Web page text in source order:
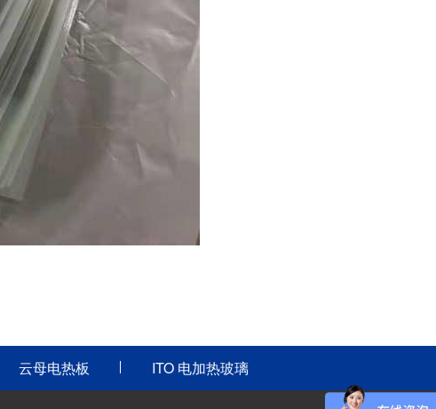
云母电热板 ITO 电加热玻璃